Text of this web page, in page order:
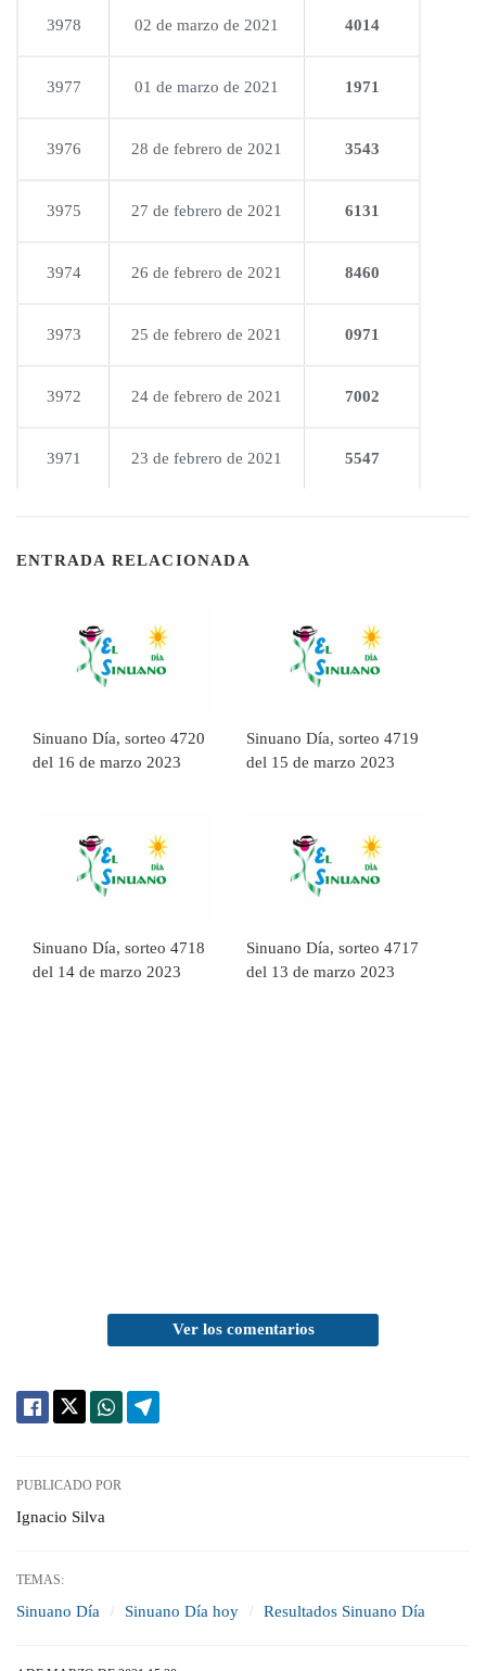
3978 02 de marzo de 2021 4014
3977 01 de marzo de 2021 1971
3976 28 de febrero de 2021 3543
3975 27 de febrero de 2021 6131
3974 26 de febrero de 2021 8460
3973 25 de febrero de 2021 0971
3972 24 de febrero de 2021 7002
3971 23 de febrero de 2021 5547
ENTRADA RELACIONADA
Sinuano Día, sorteo 4720
del 16 de marzo 2023
Sinuano Día, sorteo 4719
del 15 de marzo 2023
Sinuano Día, sorteo 4718
del 14 de marzo 2023
Sinuano Día, sorteo 4717
del 13 de marzo 2023
Ver los comentarios
PUBLICADO POR
Ignacio Silva
TEMAS:
Sinuano Día Sinuano Día hoy Resultados Sinuano Día